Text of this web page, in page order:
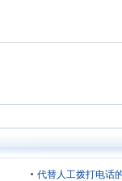
代替人工拨打电话